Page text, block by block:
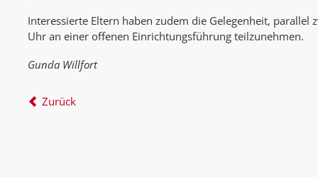
Interessierte Eltern haben zudem die Gelegenheit, parallel
Uhr an einer offenen Einrichtungsführung teilzunehmen.
Gunda Willfort
Zurück